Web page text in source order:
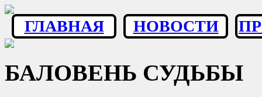
ГЛАВНАЯ НОВОСТИ
БАЛОВЕНЬ СУДЬБЫ